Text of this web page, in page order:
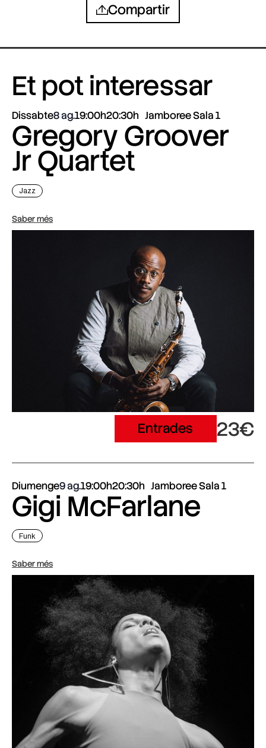
Compartir
Et pot interessar
Dissabte8 ag.19:00h20:30h Jamboree Sala 1
Gregory Groover
Jr Quartet
Jazz
Saber més
Entrades 23€
Diumenge9 ag.19:00h20:30h Jamboree Sala 1
Gigi McFarlane
Funk
Saber més